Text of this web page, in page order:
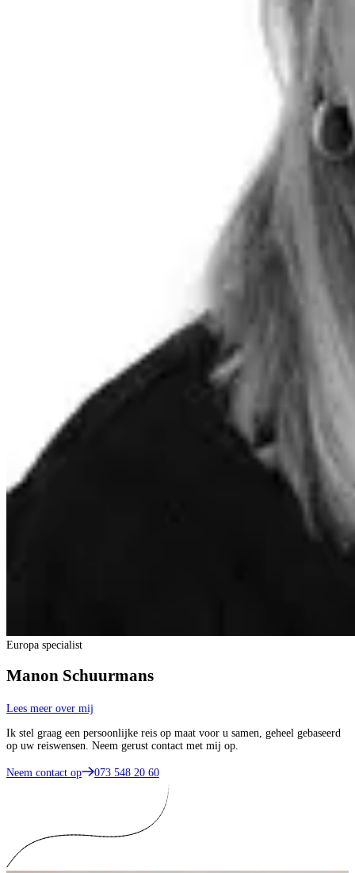
Europa specialist
Manon Schuurmans
Lees meer over mij
Ik stel graag een persoonlijke reis op maat voor u samen, geheel gebaseerd
op uw reiswensen. Neem gerust contact met mij op.
Neem contact op 073 548 20 60